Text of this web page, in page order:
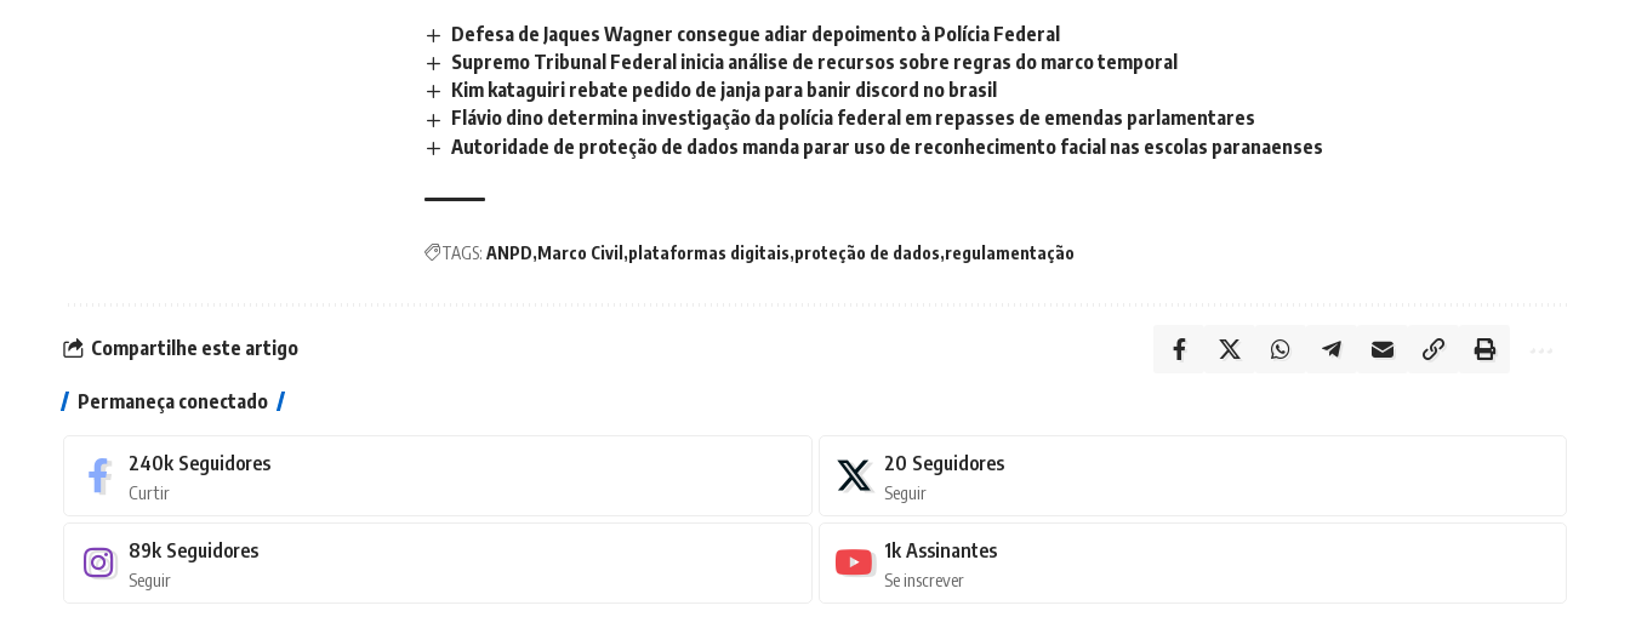
Defesa de Jaques Wagner consegue adiar depoimento à Polícia Federal
Supremo Tribunal Federal inicia análise de recursos sobre regras do marco temporal
Kim kataguiri rebate pedido de janja para banir discord no brasil
Flávio dino determina investigação da polícia federal em repasses de emendas parlamentares
Autoridade de proteção de dados manda parar uso de reconhecimento facial nas escolas paranaenses
TAGS: ANPD Marco Civil plataformas digitais proteção de dados regulamentação
Compartilhe este artigo
Permaneça conectado
240k Seguidores
Curtir
20 Seguidores
Seguir
89k Seguidores
Seguir
1k Assinantes
Se inscrever